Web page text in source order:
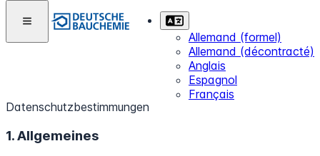
Allemand (formel)
Allemand (décontracté)
Anglais
Espagnol
Français
Datenschutzbestimmungen
1. Allgemeines